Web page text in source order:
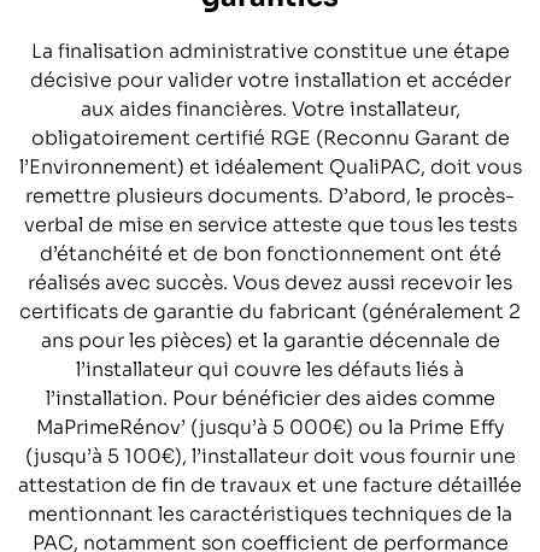
La finalisation administrative constitue une étape
décisive pour valider votre installation et accéder
aux aides financières. Votre installateur,
obligatoirement certifié RGE (Reconnu Garant de
l’Environnement) et idéalement QualiPAC, doit vous
remettre plusieurs documents. D’abord, le procès-
verbal de mise en service atteste que tous les tests
d’étanchéité et de bon fonctionnement ont été
réalisés avec succès. Vous devez aussi recevoir les
certificats de garantie du fabricant (généralement 2
ans pour les pièces) et la garantie décennale de
l’installateur qui couvre les défauts liés à
l’installation. Pour bénéficier des aides comme
MaPrimeRénov’ (jusqu’à 5 000€) ou la Prime Effy
(jusqu’à 5 100€), l’installateur doit vous fournir une
attestation de fin de travaux et une facture détaillée
mentionnant les caractéristiques techniques de la
PAC, notamment son coefficient de performance